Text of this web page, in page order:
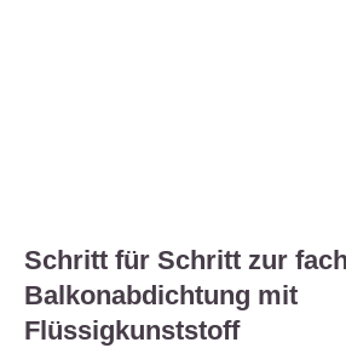
Schritt für Schritt zur
Balkonabdichtung mit
Flüssigkunststoff